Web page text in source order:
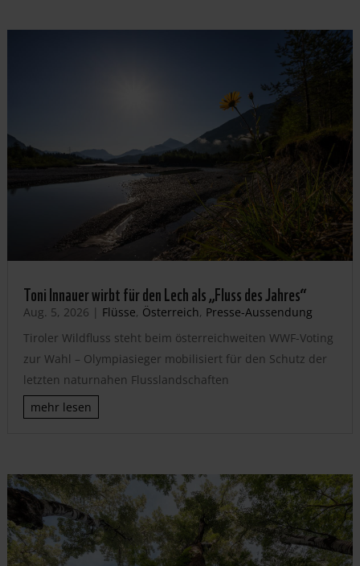
Toni Innauer wirbt für den Lech als „Fluss des Jahres“
Aug. 5, 2026 | Flüsse, Österreich, Presse-Aussendung
Tiroler Wildfluss steht beim österreichweiten WWF-Voting
zur Wahl – Olympiasieger mobilisiert für den Schutz der
letzten naturnahen Flusslandschaften
mehr lesen